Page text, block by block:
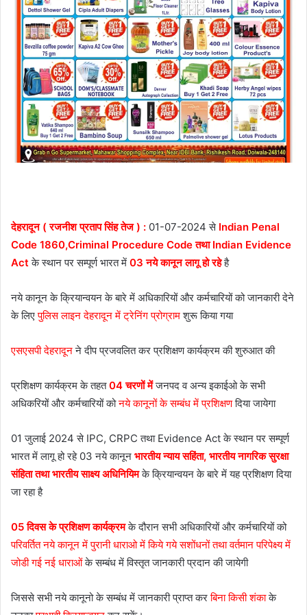
देहरादून ( रजनीश प्रताप सिंह तेज ) : 01-07-2024 सेIndian Penal
Code 1860,Criminal Procedure Code तथा Indian Evidence
Act के स्थान पर सम्पूर्ण भारत में 03 नये कानून लागू हो रहेहै
नये कानून के क्रियान्वयन के बारे में अधिकारियों और कर्मचारियों को जानकारी देने
के लिएपुलिस लाइन देहरादून में ट्रेनिंग प्रोग्रामशुरू किया गया
एसएसपी देहरादूनने दीप प्रजवलित कर प्रशिक्षण कार्यक्रम की शुरुआत की
प्रशिक्षण कार्यक्रम के तहत04 चरणों में जनपद व अन्य इकाईओ के सभी
अधिकरियों और कर्मचारियों कोनये कानूनों के सम्बंध में प्रशिक्षणदिया जायेगा
01 जुलाई 2024 से IPC, CRPC तथा Evidence Act के स्थान पर सम्पूर्ण
भारत में लागू हो रहे 03 नये कानून भारतीय न्याय सहिंता, भारतीय नागरिक सुरक्षा
संहिता तथा भारतीय साक्ष्य अधिनियिमके क्रियान्वयन के बारे में यह प्रशिक्षण दिया
जा रहा है
05 दिवस के प्रशिक्षण कार्यक्रमके दौरान सभी अधिकारियों और कर्मचारियों को
परिवर्तित नये कानून में पुरानी धाराओ में किये गये सशोंधनों तथा वर्तमान परिपेक्ष्य में
जोडी गई नई धाराओंके सम्बंध में विस्तृत जानकारी प्रदान की जायेगी
जिससे सभी नये कानूनो के सम्बंध में जानकारी प्राप्त करबिना किसी शंकाके